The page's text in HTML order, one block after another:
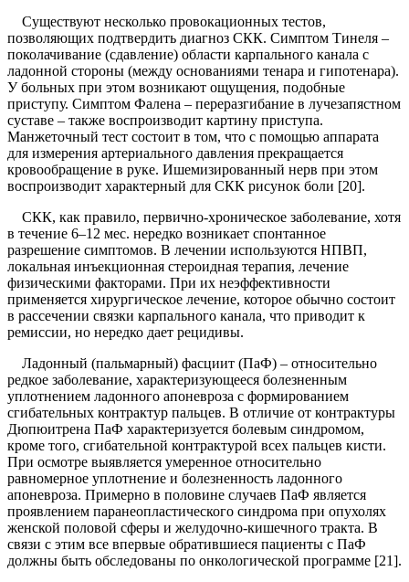
Существуют несколько провокационных тестов,
позволяющих подтвердить диагноз СКК. Симптом Тинеля –
поколачивание (сдавление) области карпального канала с
ладонной стороны (между основаниями тенара и гипотенара).
У больных при этом возникают ощущения, подобные
приступу. Симптом Фалена – переразгибание в лучезапястном
суставе – также воспроизводит картину приступа.
Манжеточный тест состоит в том, что с помощью аппарата
для измерения артериального давления прекращается
кровообращение в руке. Ишемизированный нерв при этом
воспроизводит характерный для СКК рисунок боли [20].
СКК, как правило, первично-хроническое заболевание, хотя
в течение 6–12 мес. нередко возникает спонтанное
разрешение симптомов. В лечении используются НПВП,
локальная инъекционная стероидная терапия, лечение
физическими факторами. При их неэффективности
применяется хирургическое лечение, которое обычно состоит
в рассечении связки карпального канала, что приводит к
ремиссии, но нередко дает рецидивы.
Ладонный (пальмарный) фасциит (ПаФ) – относительно
редкое заболевание, характеризующееся болезненным
уплотнением ладонного апоневроза с формированием
сгибательных контрактур пальцев. В отличие от контрактуры
Дюпюитрена ПаФ характеризуется болевым синдромом,
кроме того, сгибательной контрактурой всех пальцев кисти.
При осмотре выявляется умеренное относительно
равномерное уплотнение и болезненность ладонного
апоневроза. Примерно в половине случаев ПаФ является
проявлением паранеопластического синдрома при опухолях
женской половой сферы и желудочно-кишечного тракта. В
связи с этим все впервые обратившиеся пациенты с ПаФ
должны быть обследованы по онкологической программе [21].